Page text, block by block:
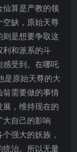
算是产教的领
空缺，原始天尊
是想要争取这
利和派系的斗
受到。在哪吒
是原始天尊的大
需要做的事情
，维持现在的
自己的影响
强大的妖族，
统治。所以无量